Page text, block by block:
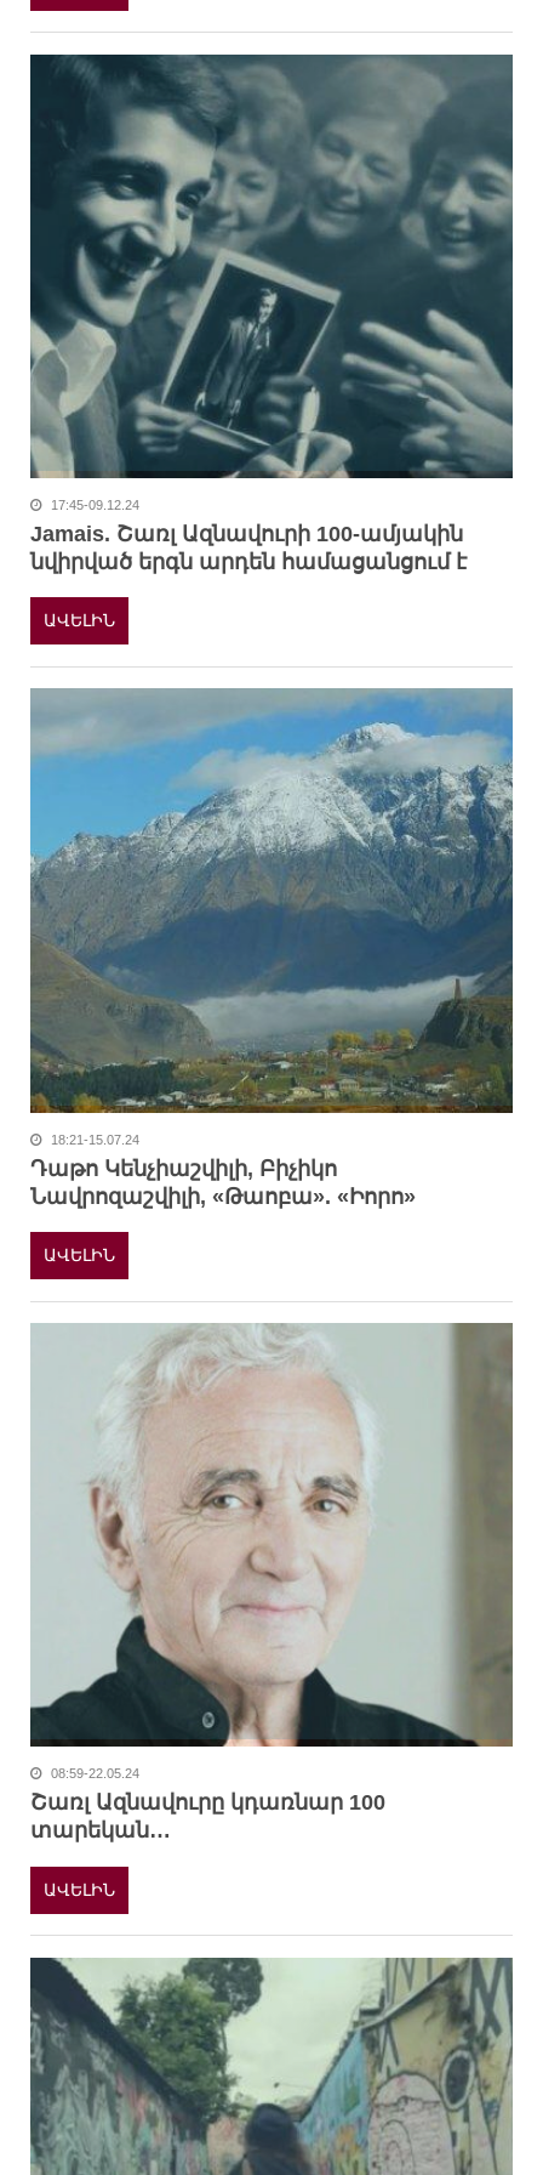
17:45-09.12.24
Jamais. Շառլ Ազնավուրի 100-ամյակին
նվիրված երգն արդեն համացանցում է
ԱՎԵԼԻՆ
18:21-15.07.24
Դաթո Կենչիաշվիլի, Բիչիկո
Նավրոզաշվիլի, «Թաոբա». «Իորո»
ԱՎԵԼԻՆ
08:59-22.05.24
Շառլ Ազնավուրը կդառնար 100
տարեկան…
ԱՎԵԼԻՆ